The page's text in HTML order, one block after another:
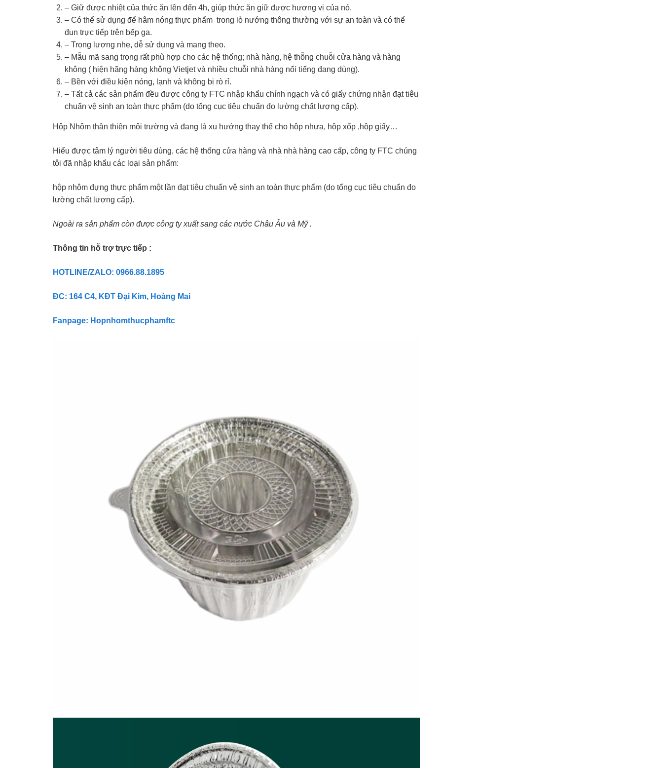
– Giữ được nhiệt của thức ăn lên đến 4h, giúp thức ăn giữ được hương vị của nó.
– Có thể sử dụng để hâm nóng thực phẩm trong lò nướng thông thường với sự an toàn và có thể
đun trực tiếp trên bếp ga.
– Trọng lượng nhẹ, dễ sử dụng và mang theo.
– Mẫu mã sang trọng rất phù hợp cho các hệ thống; nhà hàng, hệ thỗng chuỗi cửa hàng và hàng
không ( hiện hãng hàng không Vietjet và nhiều chuỗi nhà hàng nổi tiếng đang dùng).
– Bền với điều kiện nóng, lạnh và không bị rò rỉ.
– Tất cả các sản phẩm đều được công ty FTC nhập khẩu chính ngạch và có giấy chứng nhận đạt tiêu
chuẩn vệ sinh an toàn thực phẩm (do tổng cục tiêu chuẩn đo lường chất lượng cấp).
Hộp Nhôm thân thiện môi trường và đang là xu hướng thay thế cho hộp nhựa, hộp xốp ,hộp giấy…
Hiểu được tâm lý người tiêu dùng, các hệ thống cửa hàng và nhà nhà hàng cao cấp, công ty FTC chúng
tôi đã nhập khẩu các loại sản phẩm:
hộp nhôm đựng thực phẩm một lần đạt tiêu chuẩn vệ sinh an toàn thực phẩm (do tổng cục tiêu chuẩn đo
lường chất lượng cấp).
Ngoài ra sản phẩm còn được công ty xuất sang các nước Châu Âu và Mỹ .
Thông tin hỗ trợ trực tiếp :
HOTLINE/ZALO: 0966.88.1895
ĐC: 164 C4, KĐT Đại Kim, Hoàng Mai
Fanpage: Hopnhomthucphamftc